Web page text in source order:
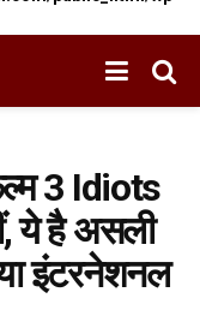
3 Idiots
ये है असली
इंटरनेशनल